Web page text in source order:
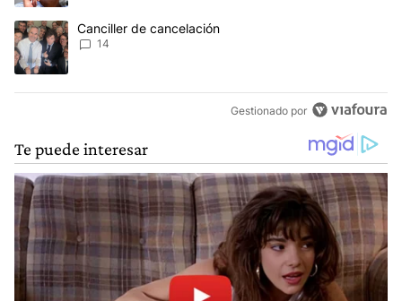
Un artículo de tendencia con el título "Canciller de cancelación"
Canciller de cancelación
14
Gestionado por